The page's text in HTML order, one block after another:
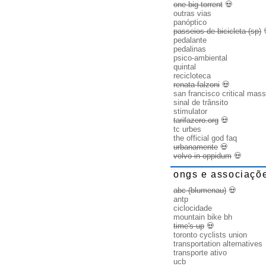
one big torrent 💀
outras vias
panóptico
passeios de bicicleta (sp)
pedalante
pedalinas
psico-ambiental
quintal
recicloteca
renata falzoni 💀
san francisco critical mass
sinal de trânsito
stimulator
tarifazero.org 💀
tc urbes
the official god faq
urbanamente 💀
volvo in oppidum 💀
ongs e
abc (blumenau) 💀
antp
ciclocidade
mountain bike bh
time's up 💀
toronto cyclists union
transportation alternatives
transporte ativo
ucb